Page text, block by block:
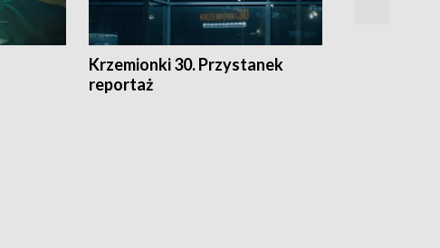
Krzemionki 30. Przystanek
reportaż